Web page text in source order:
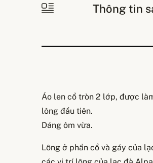
Thông tin
Áo len cổ tròn 2 lớp, được
lông đầu tiên.
Dáng ôm vừa.
Lông ở phần cổ và gáy của